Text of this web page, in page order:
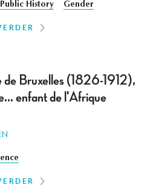
Public History Gender
de Bruxelles (1826-1912),
enfant de l'Afrique